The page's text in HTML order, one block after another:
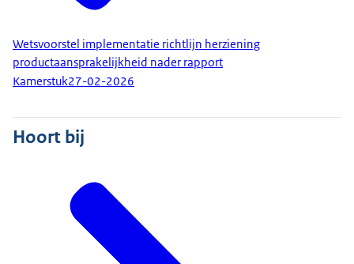
Wetsvoorstel implementatie richtlijn herziening
productaansprakelijkheid nader rapport
Kamerstuk27-02-2026
Hoort bij